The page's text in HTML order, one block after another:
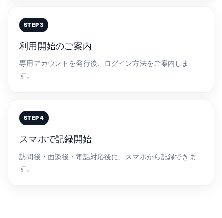
利用開始のご案内
専用アカウントを発行後、ログイン方法をご案内しま
す。
スマホで記録開始
訪問後・面談後・電話対応後に、スマホから記録できま
す。